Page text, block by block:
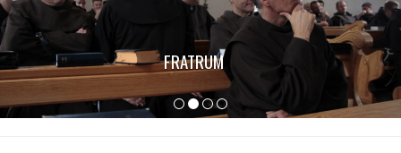
FRATRUM